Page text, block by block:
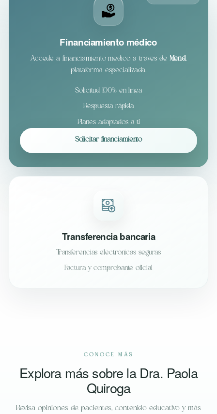
Financiamiento médico
Accede a financiamiento médico a través de Mend,
plataforma especializada.
Solicitud 100% en línea
Respuesta rápida
Planes adaptados a ti
Solicitar financiamiento
Transferencia bancaria
Transferencias electrónicas seguras
Factura y comprobante oficial
CONOCE MÁS
Explora más sobre la Dra. Paola
Quiroga
Revisa opiniones de pacientes, contenido educativo y más